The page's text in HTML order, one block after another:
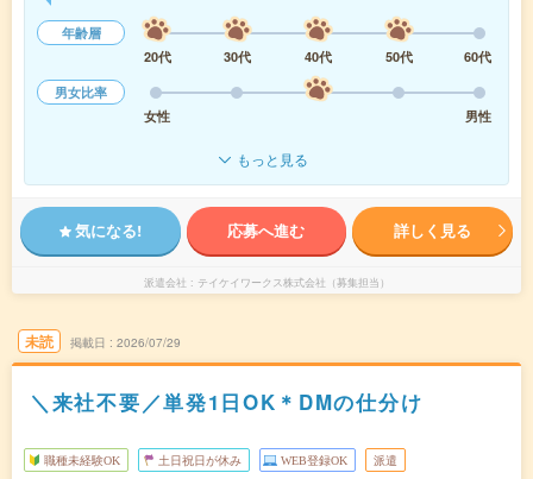
年齢層
20代
30代 40代 50代
60代
男女比率
女性
男性
もっと見る
気になる! 応募へ進む 詳しく見る
派遣会社 テイケイワークス株式会社（募集担当）
未読 掲載日 2026/07/29
＼来社不要／単発1日OK＊DMの仕分け
職種未経験OK 土日祝日が休み WEB登録OK 派遣